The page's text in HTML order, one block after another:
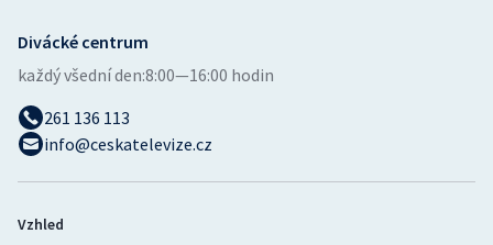
Divácké centrum
každý všední den:8:00—16:00 hodin
261 136 113
info@ceskatelevize.cz
Vzhled